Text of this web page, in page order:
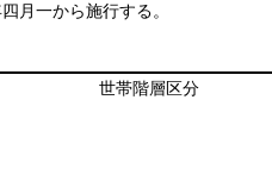
月一から施行する。
世帯階層区分